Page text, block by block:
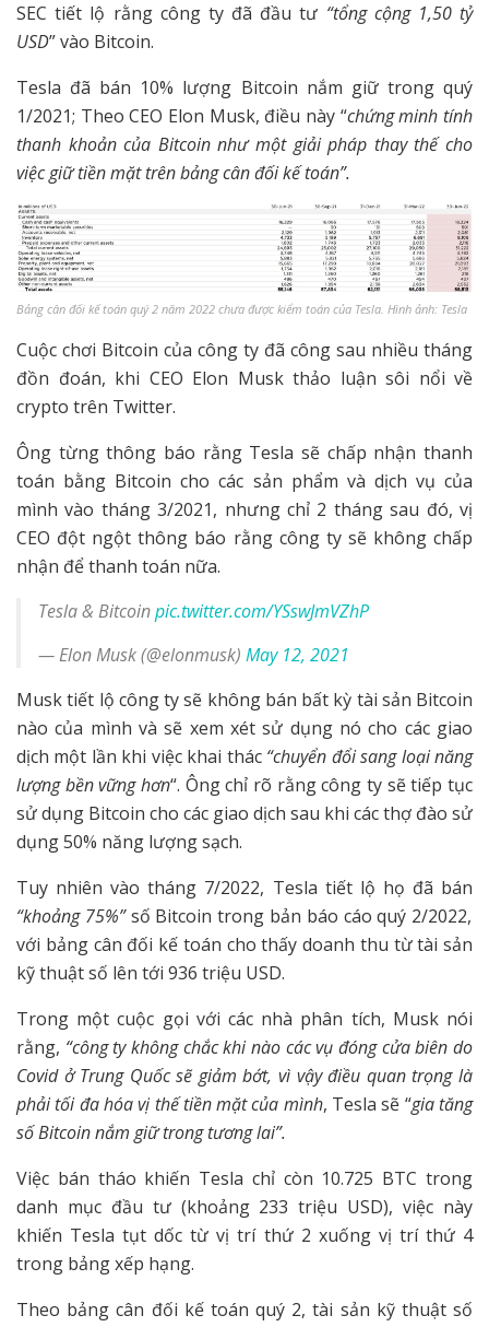
SEC tiết lộ rằng công ty đã đầu tư “tổng cộng 1,50 tỷ
USD” vào Bitcoin.
Tesla đã bán 10% lượng Bitcoin nắm giữ trong quý
1/2021; Theo CEO Elon Musk, điều này “chứng minh tính
thanh khoản của Bitcoin như một giải pháp thay thế cho
việc giữ tiền mặt trên bảng cân đối kế toán”.
Bảng cân đối kế toán quý 2 năm 2022 chưa được kiểm toán của Tesla. Hình ảnh: Tesla
Cuộc chơi Bitcoin của công ty đã công sau nhiều tháng
đồn đoán, khi CEO Elon Musk thảo luận sôi nổi về
crypto trên Twitter.
Ông từng thông báo rằng Tesla sẽ chấp nhận thanh
toán bằng Bitcoin cho các sản phẩm và dịch vụ của
mình vào tháng 3/2021, nhưng chỉ 2 tháng sau đó, vị
CEO đột ngột thông báo rằng công ty sẽ không chấp
nhận để thanh toán nữa.
Tesla & Bitcoinpic.twitter.com/YSswJmVZhP
— Elon Musk (@elonmusk) May 12, 2021
Musk tiết lộ công ty sẽ không bán bất kỳ tài sản Bitcoin
nào của mình và sẽ xem xét sử dụng nó cho các giao
dịch một lần khi việc khai thác “chuyển đổi sang loại năng
lượng bền vững hơn“. Ông chỉ rõ rằng công ty sẽ tiếp tục
sử dụng Bitcoin cho các giao dịch sau khi các thợ đào sử
dụng 50% năng lượng sạch.
Tuy nhiên vào tháng 7/2022, Tesla tiết lộ họ đã bán
“khoảng 75%”số Bitcoin trong bản báo cáo quý 2/2022,
với bảng cân đối kế toán cho thấy doanh thu từ tài sản
kỹ thuật số lên tới 936 triệu USD.
Trong một cuộc gọi với các nhà phân tích, Musk nói
rằng, “công ty không chắc khi nào các vụ đóng cửa biên do
Covid ở Trung Quốc sẽ giảm bớt, vì vậy điều quan trọng là
phải tối đa hóa vị thế tiền mặt của mình, Tesla sẽ “gia tăng
số Bitcoin nắm giữ trong tương lai”.
Việc bán tháo khiến Tesla chỉ còn 10.725 BTC trong
danh mục đầu tư (khoảng 233 triệu USD), việc này
khiến Tesla tụt dốc từ vị trí thứ 2 xuống vị trí thứ 4
trong bảng xếp hạng.
Theo bảng cân đối kế toán quý 2, tài sản kỹ thuật số